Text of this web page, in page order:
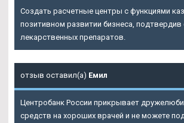
Создать расчетные центры с функциями
позитивном развитии бизнеса, подтвердив
лекарственных препаратов.
отзыв оставил(а) Емил
Центробанк России прикрывает
средств на хороших врачей и не можете